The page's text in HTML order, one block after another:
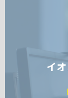
イ